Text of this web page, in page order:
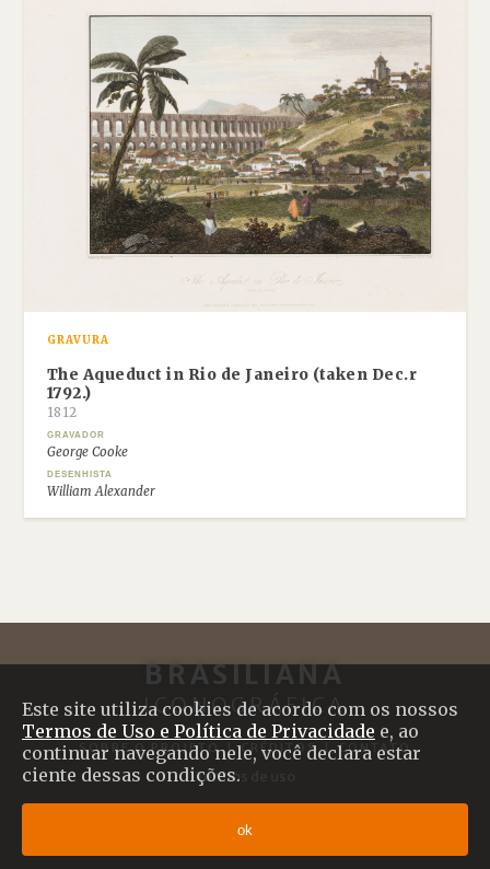
Este site utiliza cookies de acordo com os nossos
Termos de Uso e Política de Privacidade e, ao
continuar navegando nele, você declara estar
ciente dessas condições.
ok
GRAVURA
The Aqueduct in Rio de Janeiro (taken Dec.r
1792.)
1812
GRAVADOR
George Cooke
DESENHISTA
William Alexander
BRASILIANA
ICONOGRÁFICA
SOBRE O PROJETO| CRÉDITOS |CONTATO
Termos de uso
Desenvolvido comShiro